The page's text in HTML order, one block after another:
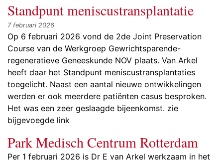
Standpunt meniscustransplantatie
7 februari 2026
Op 6 februari 2026 vond de 2de Joint Preservation
Course van de Werkgroep Gewrichtsparende-
regeneratieve Geneeskunde NOV plaats. Van Arkel
heeft daar het Standpunt meniscustransplantaties
toegelicht. Naast een aantal nieuwe ontwikkelingen
werden er ook meerdere patiënten casus besproken.
Het was een zeer geslaagde bijeenkomst. zie
bijgevoegde link
Park Medisch Centrum Rotterdam
Per 1 februari 2026 is Dr E van Arkel werkzaam in het